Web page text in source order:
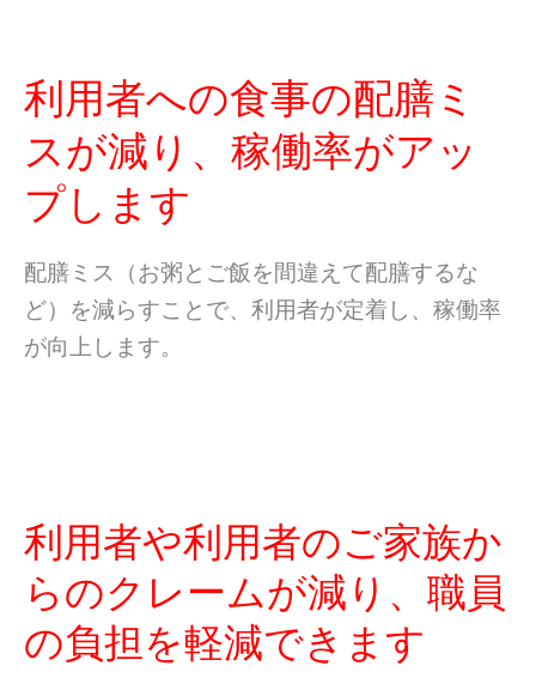
利用者への食事の配膳ミ
スが減り、稼働率がアッ
プします
配膳ミス（お粥とご飯を間違えて配膳するな
ど）を減らすことで、 利用者が定着し、稼働率
が向上します。
利用者や利用者のご家族か
らのクレームが減り、職員
の負担を軽減できます